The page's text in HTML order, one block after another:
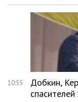
10:55
Добкин,